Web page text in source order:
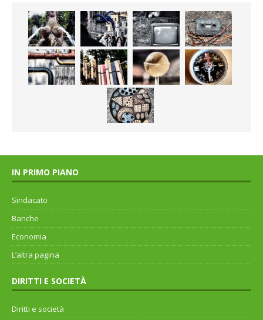
IN PRIMO PIANO
Sindacato
Banche
Economia
L’altra pagina
DIRITTI E SOCIETÀ
Diritti e società